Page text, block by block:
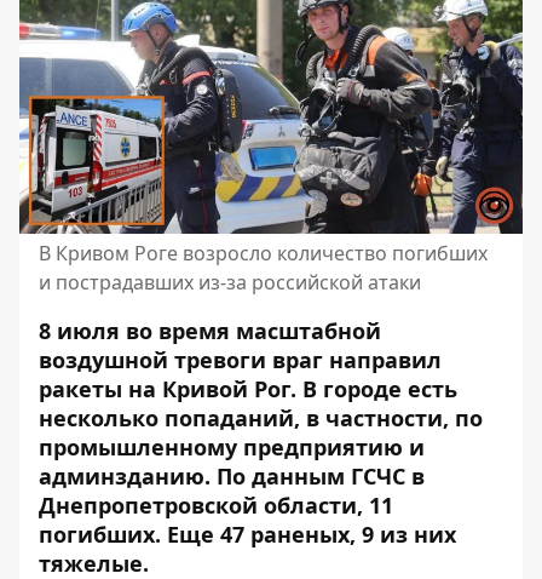
В Кривом Роге возросло количество погибших
и пострадавших из-за российской атаки
8 июля во время масштабной
воздушной тревоги враг направил
ракеты на Кривой Рог. В городе есть
несколько попаданий, в частности, по
промышленному предприятию и
админзданию. По данным ГСЧС в
Днепропетровской области, 11
погибших. Еще 47 раненых, 9 из них
тяжелые.